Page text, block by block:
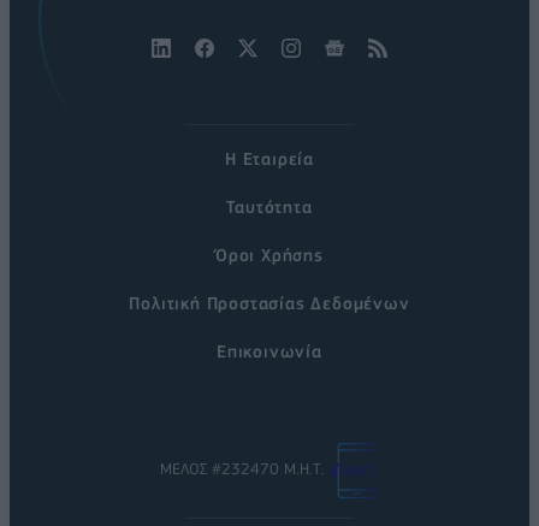
Η Εταιρεία
Ταυτότητα
Όροι Χρήσης
Πολιτική Προστασίας Δεδομένων
Επικοινωνία
ΜΕΛΟΣ #232470 Μ.Η.Τ.